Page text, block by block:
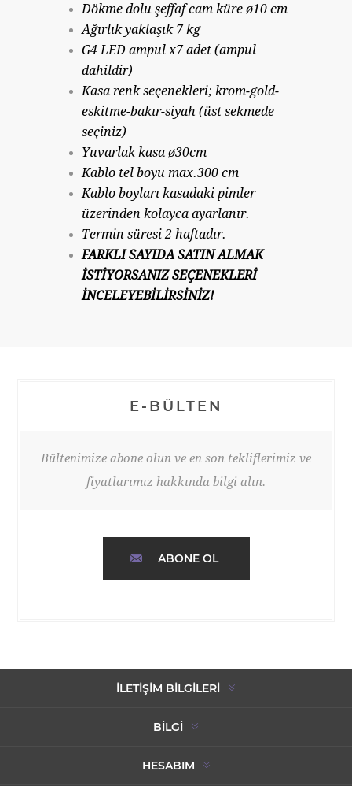
Dökme dolu şeffaf cam küre ø10 cm
Ağırlık yaklaşık 7 kg
G4 LED ampul x7 adet (ampul
dahildir)
Kasa renk seçenekleri; krom-gold-
eskitme-bakır-siyah (üst sekmede
seçiniz)
Yuvarlak kasa ø30cm
Kablo tel boyu max.300 cm
Kablo boyları kasadaki pimler
üzerinden kolayca ayarlanır.
Termin süresi 2 haftadır.
FARKLI SAYIDA SATIN ALMAK
İSTİYORSANIZ SEÇENEKLERİ
İNCELEYEBİLİRSİNİZ!
E-BÜLTEN
Bültenimize abone olun ve en son tekliflerimiz ve
fiyatlarımız hakkında bilgi alın.
ABONE OL
İLETIŞIM BILGILERI
BILGI
HESABIM